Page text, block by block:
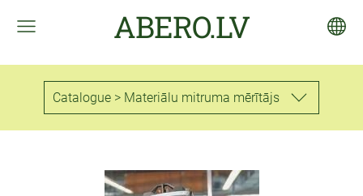
ABERO.LV
Catalogue > Materiālu mitruma mērītājs